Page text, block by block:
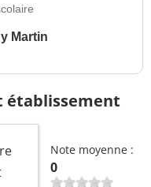
Martin
établissement
Note moyenne :
0